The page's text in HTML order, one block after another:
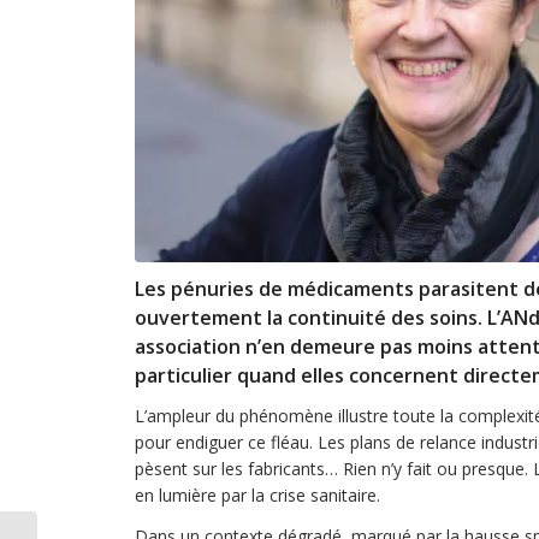
Les pénuries de médicaments parasitent
ouvertement la continuité des soins.
association n’en demeure pas moins
particulier quand elles concernent
L’ampleur du phénomène illustre toute la
pour endiguer ce fléau. Les plans de relance
pèsent sur les fabricants… Rien n’y fait ou
en lumière par la crise sanitaire.